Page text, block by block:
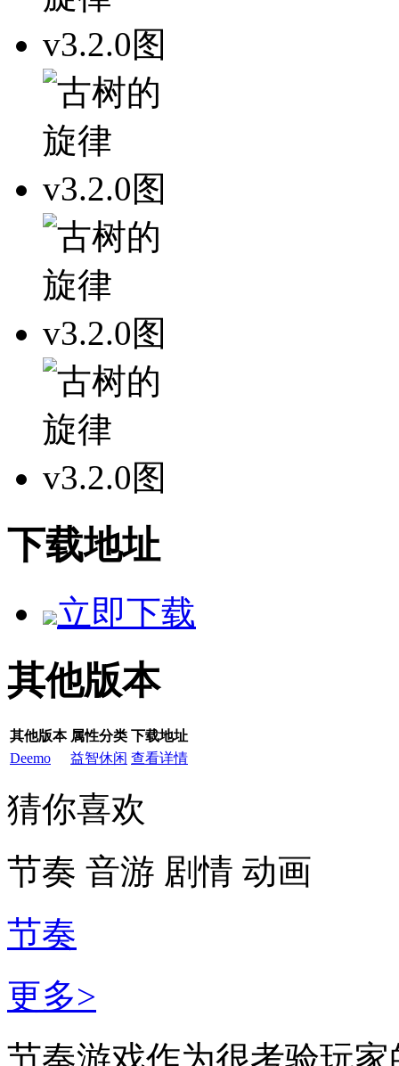
下载地址
立即下载
其他版本
其他版本 属性分类 下载地址
Deemo
益智休闲 查看详情
猜你喜欢
节奏 音游 剧情 动画
节奏
更多>
节奏游戏作为很考验玩